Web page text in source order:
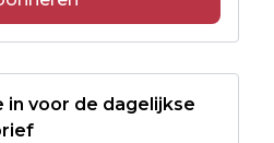
in voor de dagelijkse